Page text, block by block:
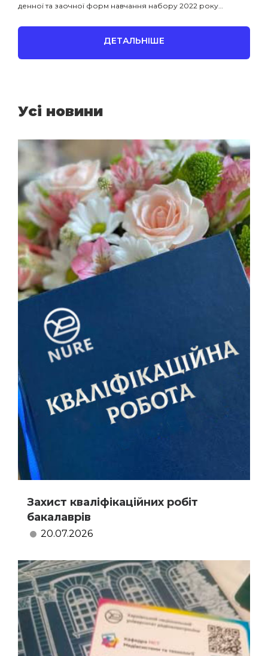
денної та заочної форм навчання набору 2022 року…
ДЕТАЛЬНІШЕ
Усі новини
Захист кваліфікаційних робіт
бакалаврів
20.07.2026